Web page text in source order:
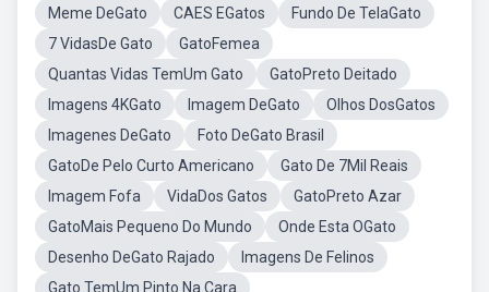
Meme DeGato CAES EGatos
Fundo De TelaGato
7 VidasDe Gato
GatoFemea
Quantas Vidas TemUm Gato
GatoPreto Deitado
Imagens 4KGato
Imagem DeGato
Olhos DosGatos
Imagenes DeGato
Foto DeGato Brasil
GatoDe Pelo Curto Americano
Gato De 7Mil Reais
Imagem Fofa
VidaDos Gatos
GatoPreto Azar
GatoMais Pequeno Do Mundo
Onde Esta OGato
Desenho DeGato Rajado
Imagens De Felinos
Gato TemUm Pinto Na Cara